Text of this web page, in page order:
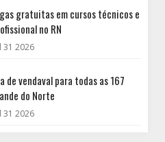
gratuitas em cursos técnicos e
no RN
31 2026
vendaval para todas as 167
do Norte
31 2026